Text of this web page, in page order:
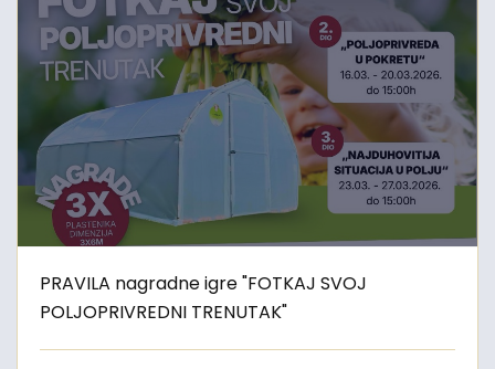
PRAVILA nagradne igre "FOTKAJ SVOJ
POLJOPRIVREDNI TRENUTAK"